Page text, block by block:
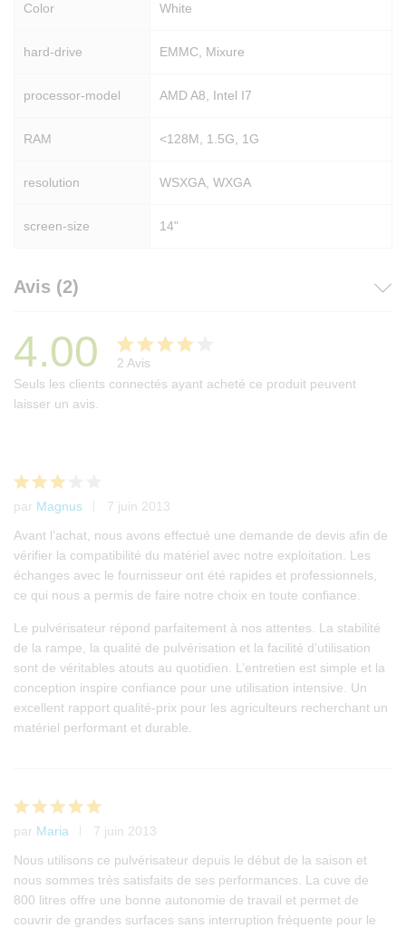
Color White
hard-drive EMMC, Mixure
processor-model AMD A8, Intel I7
RAM <128M, 1.5G, 1G
resolution WSXGA, WXGA
screen-size 14"
Avis (2)
4.00
Noté
s
client
2 Avis
Seuls les clients connectés ayant acheté ce produit peuvent
laisser un avis.
Note
3
sur
5
par Magnus
7 juin 2013
Avant l’achat, nous avons effectué une demande de devis afin de
vérifier la compatibilité du matériel avec notre exploitation. Les
échanges avec le fournisseur ont été rapides et professionnels,
ce qui nous a permis de faire notre choix en toute confiance.
Le pulvérisateur répond parfaitement à nos attentes. La stabilité
de la rampe, la qualité de pulvérisation et la facilité d’utilisation
sont de véritables atouts au quotidien. L’entretien est simple et la
conception inspire confiance pour une utilisation intensive. Un
excellent rapport qualité-prix pour les agriculteurs recherchant un
matériel performant et durable.
Note5
sur 5
par Maria
7 juin 2013
Nous utilisons ce pulvérisateur depuis le début de la saison et
nous sommes très satisfaits de ses performances. La cuve de
800 litres offre une bonne autonomie de travail et permet de
couvrir de grandes surfaces sans interruption fréquente pour le